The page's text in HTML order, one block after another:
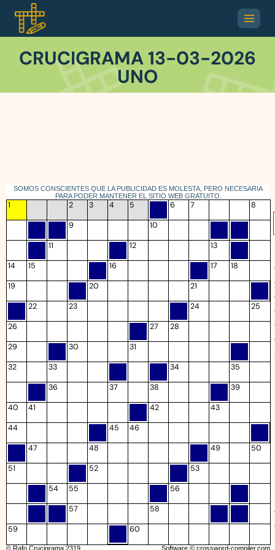
CRUCIGRAMA 13-03-2026
UNO
SOMOS CONSCIENTES QUE LA PUBLICIDAD ES MOLESTA, PERO NECESARIA
PARA PODER MANTENER EL SITIO WEB GRATUITO.
1 2 3 4 5 6 7 8
9 10
11 12 13
14 15 16 17 18
19 20 21
22 23 24 25
26 27 28
29 30 31
32 33 34 35
36 37 38 39
40 41 42 43
44 45 46
47 48 49 50
51 52 53
54 55 56
57 58
59 60
© Rafo Crucigrama 2319 Software © crossword-compiler.com